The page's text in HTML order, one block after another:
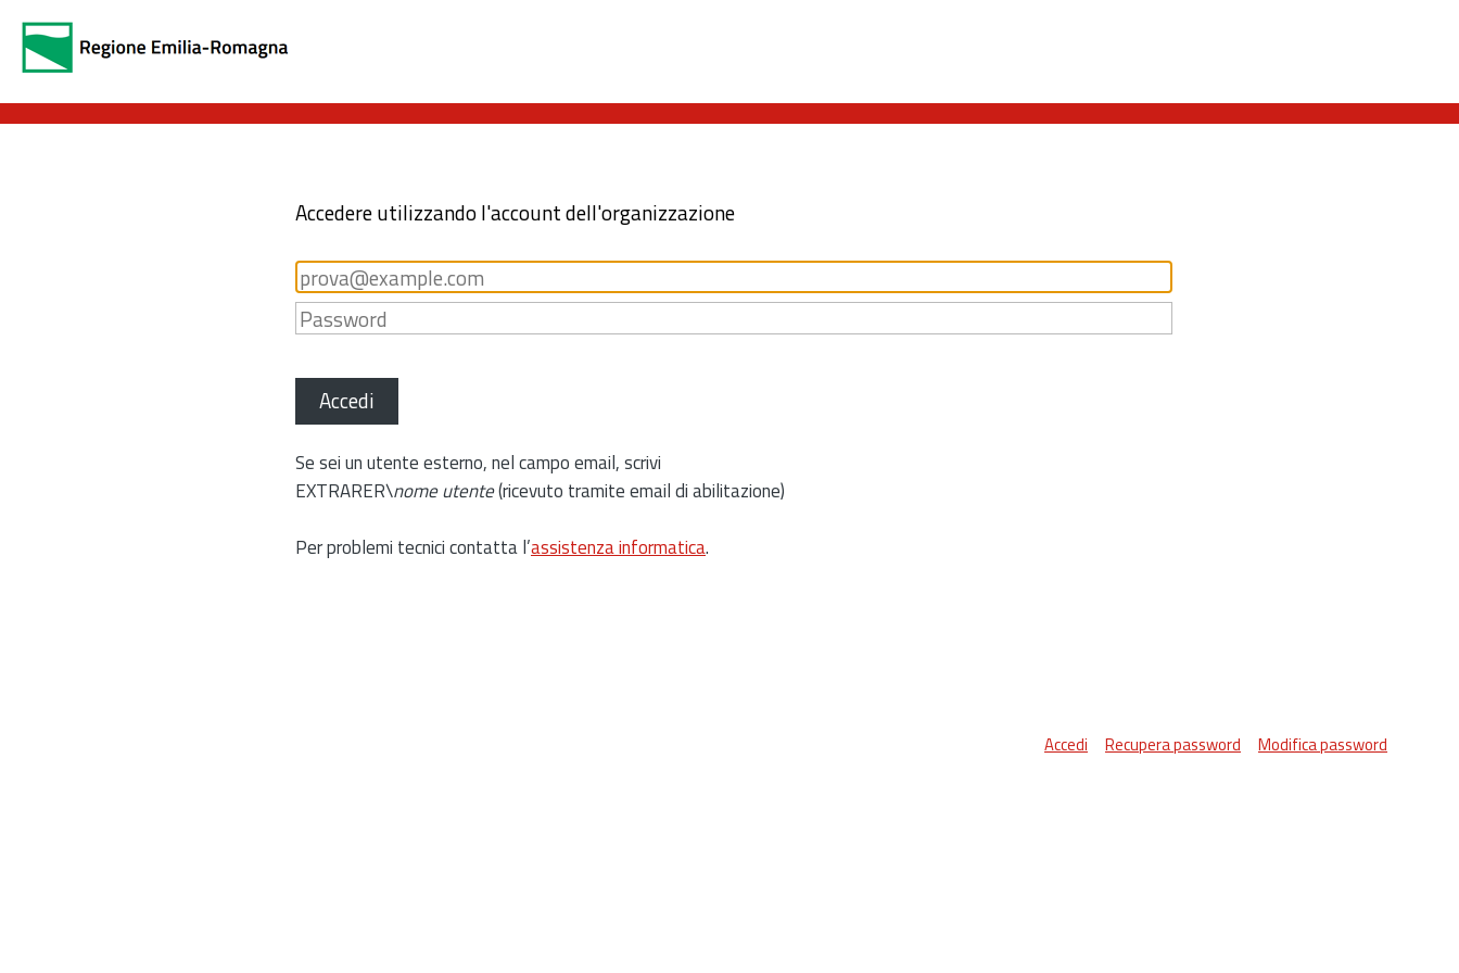
Accedere utilizzando l'account dell'organizzazione
Accedi
Se sei un utente esterno, nel campo email, scrivi
EXTRARER\nome utente(ricevuto tramite email di abilitazione)
Per problemi tecnici contatta l’assistenza informatica.
Accedi Recupera password Modifica password